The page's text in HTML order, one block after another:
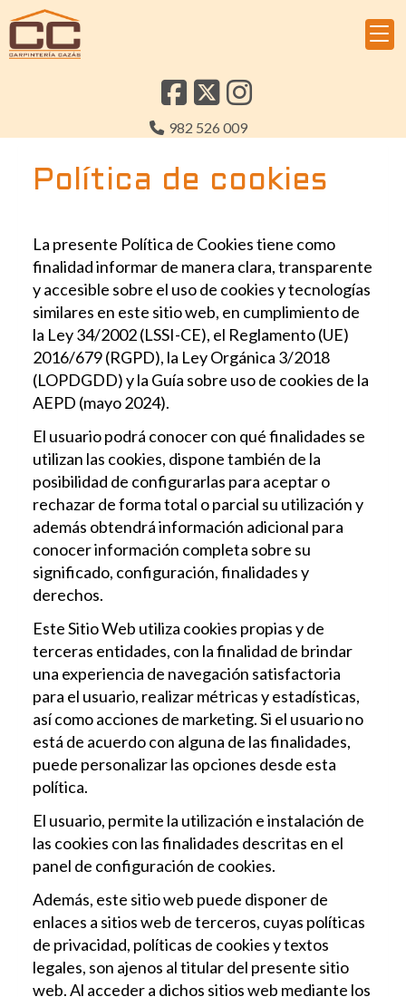
982 526 009
Política de cookies
La presente Política de Cookies tiene como
finalidad informar de manera clara, transparente
y accesible sobre el uso de cookies y tecnologías
similares en este sitio web, en cumplimiento de
la Ley 34/2002 (LSSI-CE), el Reglamento (UE)
2016/679 (RGPD), la Ley Orgánica 3/2018
(LOPDGDD) y la Guía sobre uso de cookies de la
AEPD (mayo 2024).
El usuario podrá conocer con qué finalidades se
utilizan las cookies, dispone también de la
posibilidad de configurarlas para aceptar o
rechazar de forma total o parcial su utilización y
además obtendrá información adicional para
conocer información completa sobre su
significado, configuración, finalidades y
derechos.
Este Sitio Web utiliza cookies propias y de
terceras entidades, con la finalidad de brindar
una experiencia de navegación satisfactoria
para el usuario, realizar métricas y estadísticas,
así como acciones de marketing. Si el usuario no
está de acuerdo con alguna de las finalidades,
puede personalizar las opciones desde esta
política.
El usuario, permite la utilización e instalación de
las cookies con las finalidades descritas en el
panel de configuración de cookies.
Además, este sitio web puede disponer de
enlaces a sitios web de terceros, cuyas políticas
de privacidad, políticas de cookies y textos
legales, son ajenos al titular del presente sitio
web. Al acceder a dichos sitios web mediante los